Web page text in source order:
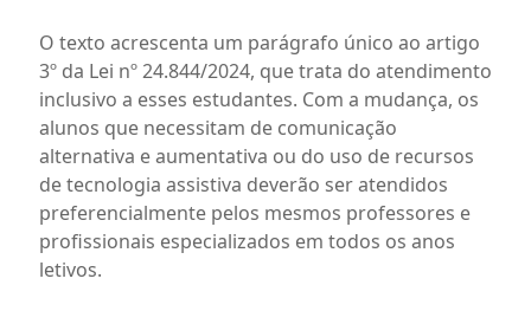
O texto acrescenta um parágrafo único ao artigo
3º da Lei nº 24.844/2024, que trata do atendimento
inclusivo a esses estudantes. Com a mudança, os
alunos que necessitam de comunicação
alternativa e aumentativa ou do uso de recursos
de tecnologia assistiva deverão ser atendidos
preferencialmente pelos mesmos professores e
profissionais especializados em todos os anos
letivos.